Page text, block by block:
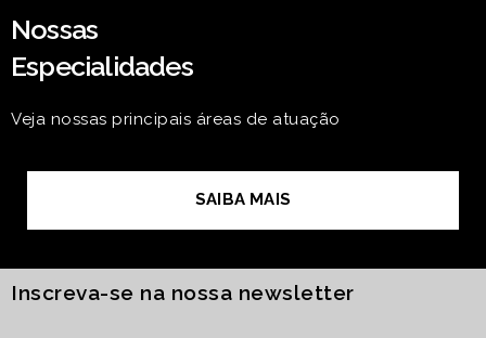
Nossas
Especialidades
Veja nossas principais áreas de atuação
SAIBA MAIS
Inscreva-se na nossa newsletter